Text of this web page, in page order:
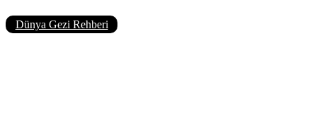
Dünya Gezi Rehberi